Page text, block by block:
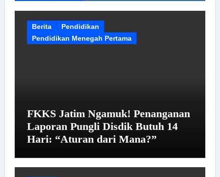
Berita
Pendidikan
Pendidikan Menegah Pertama
FKKS Jatim Ngamuk! Penanganan
Laporan Pungli Disdik Butuh 14
Hari: “Aturan dari Mana?”